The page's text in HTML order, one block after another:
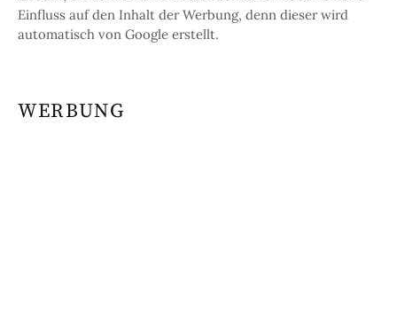
Einfluss auf den Inhalt der Werbung, denn dieser wird
automatisch von Google erstellt.
WERBUNG